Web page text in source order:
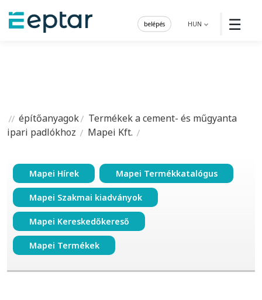
☰
HUN
belépés
építőanyagok
Termékek a cement- és műgyanta
ipari padlókhoz
Mapei Kft.
Mapei Hírek Mapei Termékkatalógus
Mapei Szakmai kiadványok
Mapei Kereskedőkereső
Mapei Termékek